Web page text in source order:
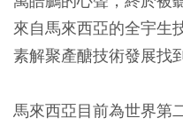
來自馬來西亞的全宇生
素解聚產醣技術發展找
馬來西亞目前為世界第